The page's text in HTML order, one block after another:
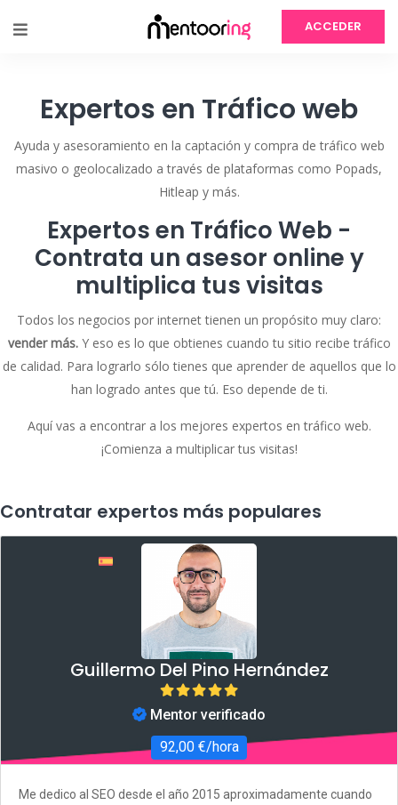
ACCEDER
Expertos en Tráfico web
Ayuda y asesoramiento en la captación y compra de tráfico web
masivo o geolocalizado a través de plataformas como Popads,
Hitleap y más.
Expertos en Tráfico Web -
Contrata un asesor online y
multiplica tus visitas
Todos los negocios por internet tienen un propósito muy claro:
vender más. Y eso es lo que obtienes cuando tu sitio recibe tráfico
de calidad. Para lograrlo sólo tienes que aprender de aquellos que lo
han logrado antes que tú. Eso depende de ti.
Aquí vas a encontrar a los mejores expertos en tráfico web.
¡Comienza a multiplicar tus visitas!
Contratar expertos más populares
Guillermo Del Pino Hernández
Mentor verificado
92,00 €/hora
Me dedico al SEO desde el año 2015 aproximadamente cuando